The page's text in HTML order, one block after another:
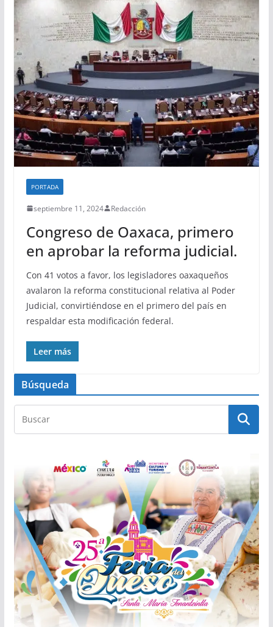
PORTADA
septiembre 11, 2024 Redacción
Congreso de Oaxaca, primero
en aprobar la reforma judicial.
Con 41 votos a favor, los legisladores oaxaqueños
avalaron la reforma constitucional relativa al Poder
Judicial, convirtiéndose en el primero del país en
respaldar esta modificación federal.
Leer más
Búsqueda